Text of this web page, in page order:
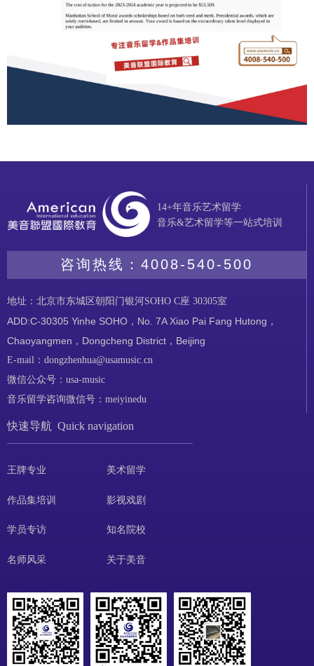
14+年音乐艺术留学
音乐&艺术留学等一站式培训
咨询热线： 4008-540-500
地址：北京市东城区朝阳门银河SOHO C座 30305室
ADD:C-30305 Yinhe SOHO，No. 7A Xiao Pai Fang Hutong，
Chaoyangmen，Dongcheng District，Beijing
E-mail：dongzhenhua@usamusic.cn
微信公众号：usa-music
音乐留学咨询微信号：meiyinedu
快速导航 Quick navigation
王牌专业
作品集培训
学员专访
名师风采
美术留学
影视戏剧
知名院校
关于美音